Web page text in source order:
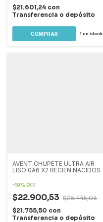
$21.601,24 con
Transferencia o depósito
1 en stock
AVENT CHUPETE ULTRA AIR
LISO 0A6 X2 RECIEN NACIDOS
-10% OFF
$22.900,53 $25.445,03
$21.755,50 con
Transferencia o depósito